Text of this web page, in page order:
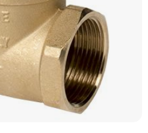
rus.com
связи
пав. 31